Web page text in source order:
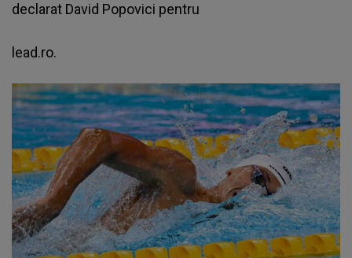
declarat David Popovici pentru
lead.ro.